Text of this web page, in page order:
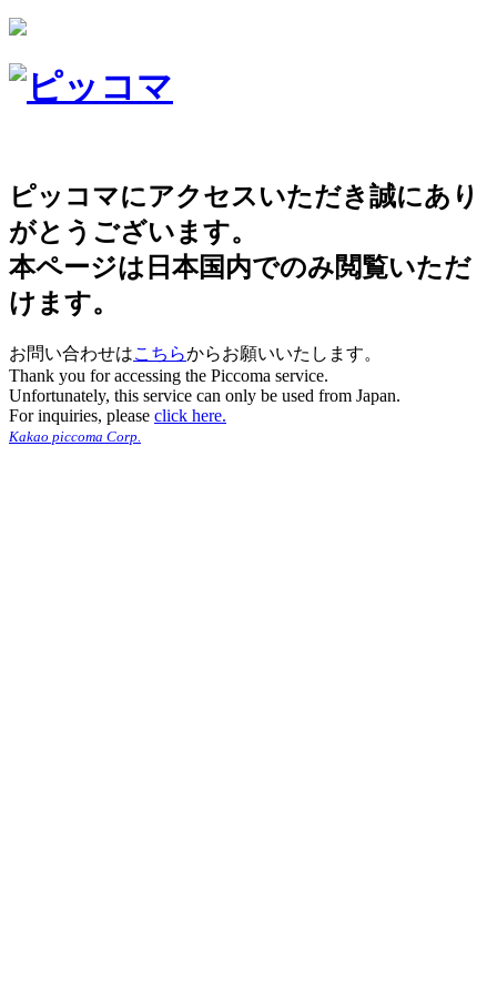
ピッコマにアクセスいただき誠にあり
がとうございます。
本ページは日本国内でのみ閲覧いただ
けます。
お問い合わせはこちらからお願いいたします。
Thank you for accessing the Piccoma service.
Unfortunately, this service can only be used from Japan.
For inquiries, please click here.
Kakao piccoma Corp.